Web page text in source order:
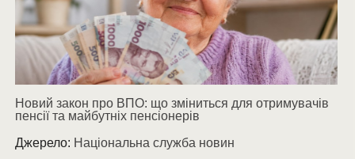
Новий закон про ВПО: що зміниться для отримувачів
пенсії та майбутніх пенсіонерів
Джерело: Національна служба новин